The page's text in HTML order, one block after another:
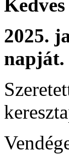
2025.
napját.